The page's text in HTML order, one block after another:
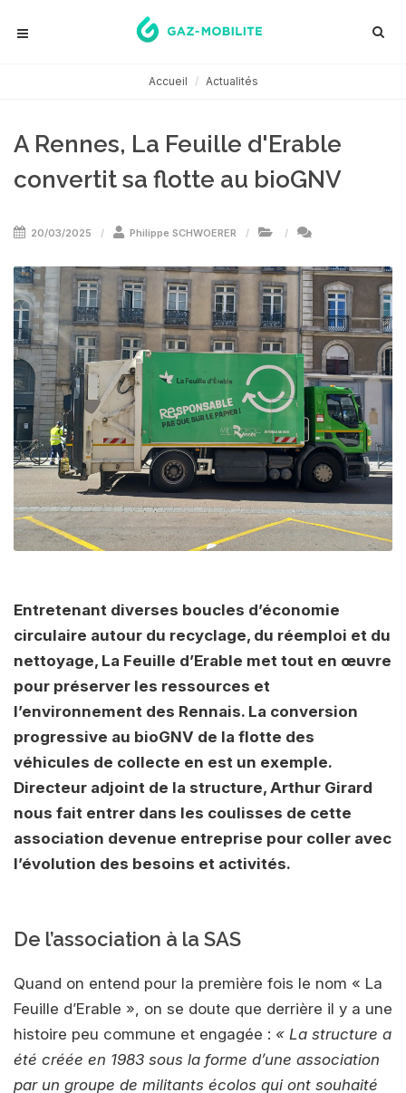
Accueil Actualités
A Rennes, La Feuille d'Erable
convertit sa flotte au bioGNV
20/03/2025 Philippe SCHWOERER
Entretenant diverses boucles d’économie
circulaire autour du recyclage, du réemploi et du
nettoyage, La Feuille d’Erable met tout en œuvre
pour préserver les ressources et
l’environnement des Rennais. La conversion
progressive au bioGNV de la flotte des
véhicules de collecte en est un exemple.
Directeur adjoint de la structure, Arthur Girard
nous fait entrer dans les coulisses de cette
association devenue entreprise pour coller avec
l’évolution des besoins et activités.
De l’association à la SAS
Quand on entend pour la première fois le nom « La
Feuille d’Erable », on se doute que derrière il y a une
histoire peu commune et engagée : « La structure a
été créée en 1983 sous la forme d’une association
par un groupe de militants écolos qui ont souhaité